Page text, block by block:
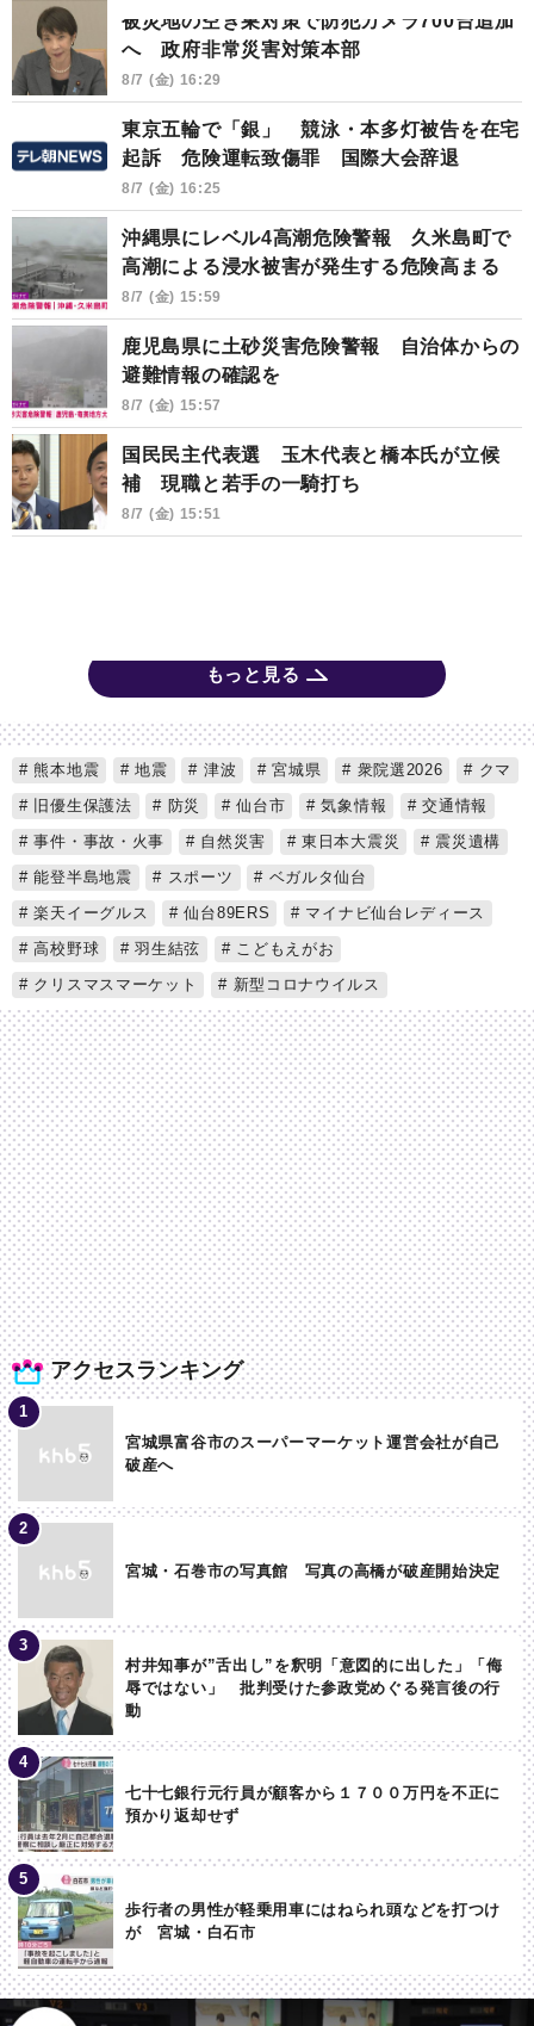
被災地の空き巣対策で防犯カメラ700台追加
へ 政府非常災害対策本部
8/7 (金) 16:29
東京五輪で「銀」 競泳・本多灯被告を在宅
起訴 危険運転致傷罪 国際大会辞退
8/7 (金) 16:25
沖縄県にレベル4高潮危険警報 久米島町で
高潮による浸水被害が発生する危険高まる
8/7 (金) 15:59
鹿児島県に土砂災害危険警報 自治体からの
避難情報の確認を
8/7 (金) 15:57
国民民主代表選 玉木代表と橋本氏が立候
補 現職と若手の一騎打ち
8/7 (金) 15:51
もっと見る
アクセスランキング
宮城県富谷市のスーパーマーケット運営会社が自己
破産へ
宮城・石巻市の写真館 写真の高橋が破産開始決定
村井知事が”舌出し”を釈明「意図的に出した」「侮
辱ではない」 批判受けた参政党めぐる発言後の行
動
七十七銀行元行員が顧客から１７００万円を不正に
預かり返却せず
歩行者の男性が軽乗用車にはねられ頭などを打つけ
が 宮城・白石市
熊本地震 地震 津波 宮城県 衆院選2026
クマ
旧優生保護法
防災 仙台市 気象情報
交通情報
事件・事故・火事
自然災害 東日本大震災
震災遺構
能登半島地震
スポーツ
ベガルタ仙台
楽天イーグルス
仙台89ERS
マイナビ仙台レディース
高校野球
羽生結弦
こどもえがお
クリスマスマーケット
新型コロナウイルス